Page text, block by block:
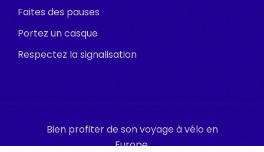
Faites des pauses
Portez un casque
Respectez la signalisation
Bien profiter de son voyage à vélo en
Europe.